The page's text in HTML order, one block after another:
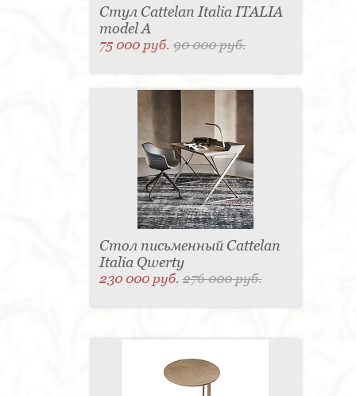
Стул Cattelan Italia ITALIA
model A
75 000 руб.90 000 руб.
Стол письменный Cattelan
Italia Qwerty
230 000 руб.276 000 руб.